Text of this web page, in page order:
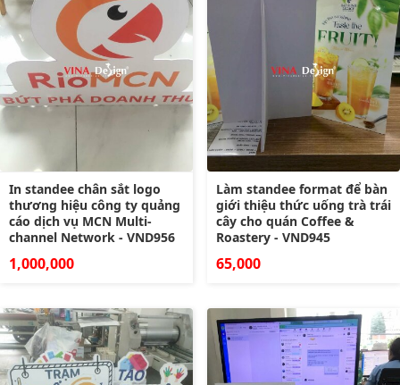
In standee chân sắt logo
thương hiệu công ty quảng
cáo dịch vụ MCN Multi-
channel Network - VND956
1,000,000
Làm standee format để bàn
giới thiệu thức uống trà trái
cây cho quán Coffee &
Roastery - VND945
65,000